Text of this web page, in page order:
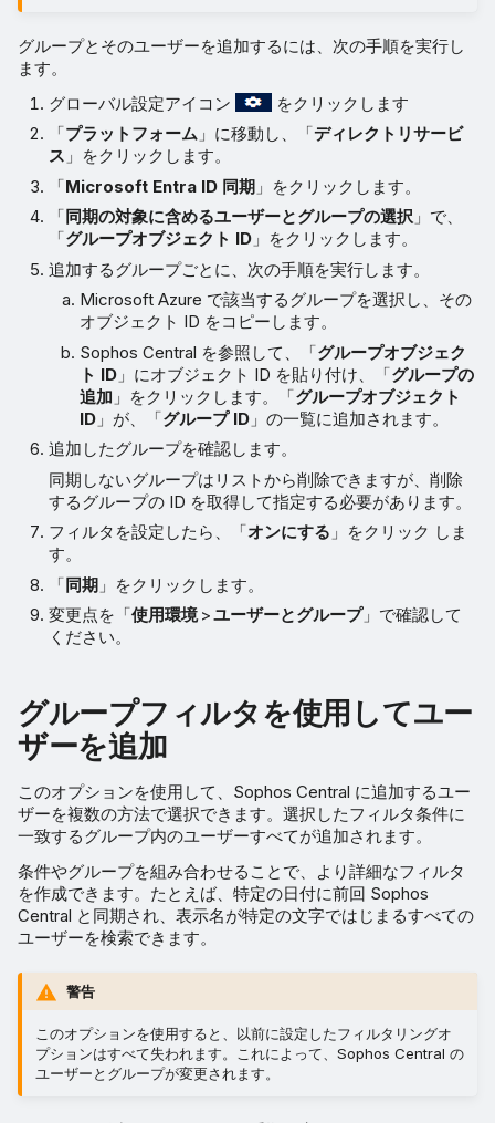
グループとそのユーザーを追加するには、次の手順を実行し
ます。
グローバル設定アイコン
をクリックします
「プラットフォーム 」に移動し、「ディレクトリサービ
ス 」をクリックします。
「Microsoft Entra ID 同期 」をクリックします。
「 同期の対象に含めるユーザーとグループの選択 」で、
「グループオブジェクト ID 」をクリックします。
追加するグループごとに、次の手順を実行します。
Microsoft Azure で該当するグループを選択し、その
オブジェクト ID をコピーします。
Sophos Central を参照して、「グループオブジェク
ト ID 」にオブジェクト ID を貼り付け、「グループの
追加 」をクリックします。「グループオブジェクト
ID 」が、「グループ ID 」の一覧に追加されます。
追加したグループを確認します。
同期しないグループはリストから削除できますが、削除
するグループの ID を取得して指定する必要があります。
フィルタを設定したら、「オンにする 」をクリック しま
す。
「同期 」をクリックします。
変更点を「使用環境>ユーザーとグループ」で確認して
ください。
グループフィルタを使用してユー
ザーを追加
このオプションを使用して、Sophos Central に追加するユー
ザーを複数の方法で選択できます。選択したフィルタ条件に
一致するグループ内のユーザーすべてが追加されます。
条件やグループを組み合わせることで、より詳細なフィルタ
を作成できます。たとえば、特定の日付に前回 Sophos
Central と同期され、表示名が特定の文字ではじまるすべての
ユーザーを検索できます。
警告
このオプションを使用すると、以前に設定したフィルタリングオ
プションはすべて失われます。これによって、Sophos Central の
ユーザーとグループが変更されます。